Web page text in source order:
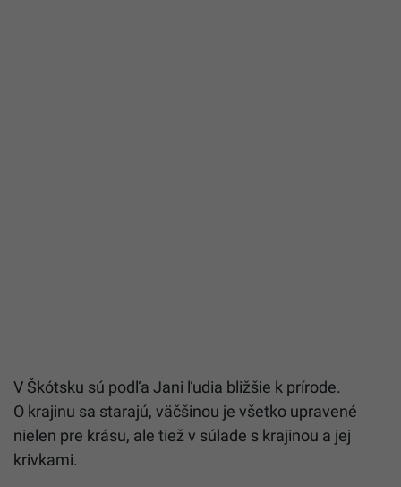
V Škótsku sú podľa Jani ľudia bližšie k prírode.
O krajinu sa starajú, väčšinou je všetko upravené
nielen pre krásu, ale tiež v súlade s krajinou a jej
krivkami.